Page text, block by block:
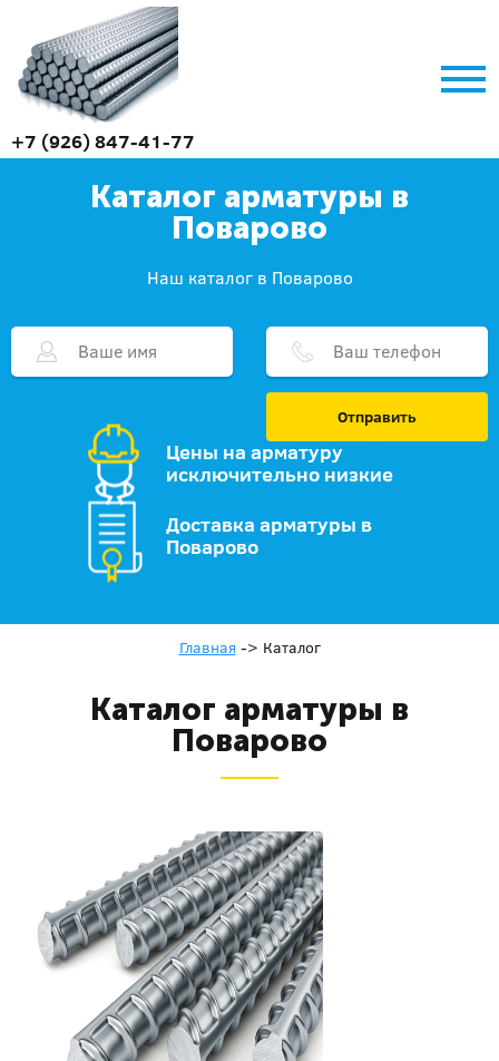
+7 (926) 847-41-77
Каталог арматуры в
Поварово
Наш каталог в Поварово
Отправить
Цены на арматуру
исключительно низкие
Доставка арматуры в
Поварово
Главная -> Каталог
Каталог арматуры в
Поварово